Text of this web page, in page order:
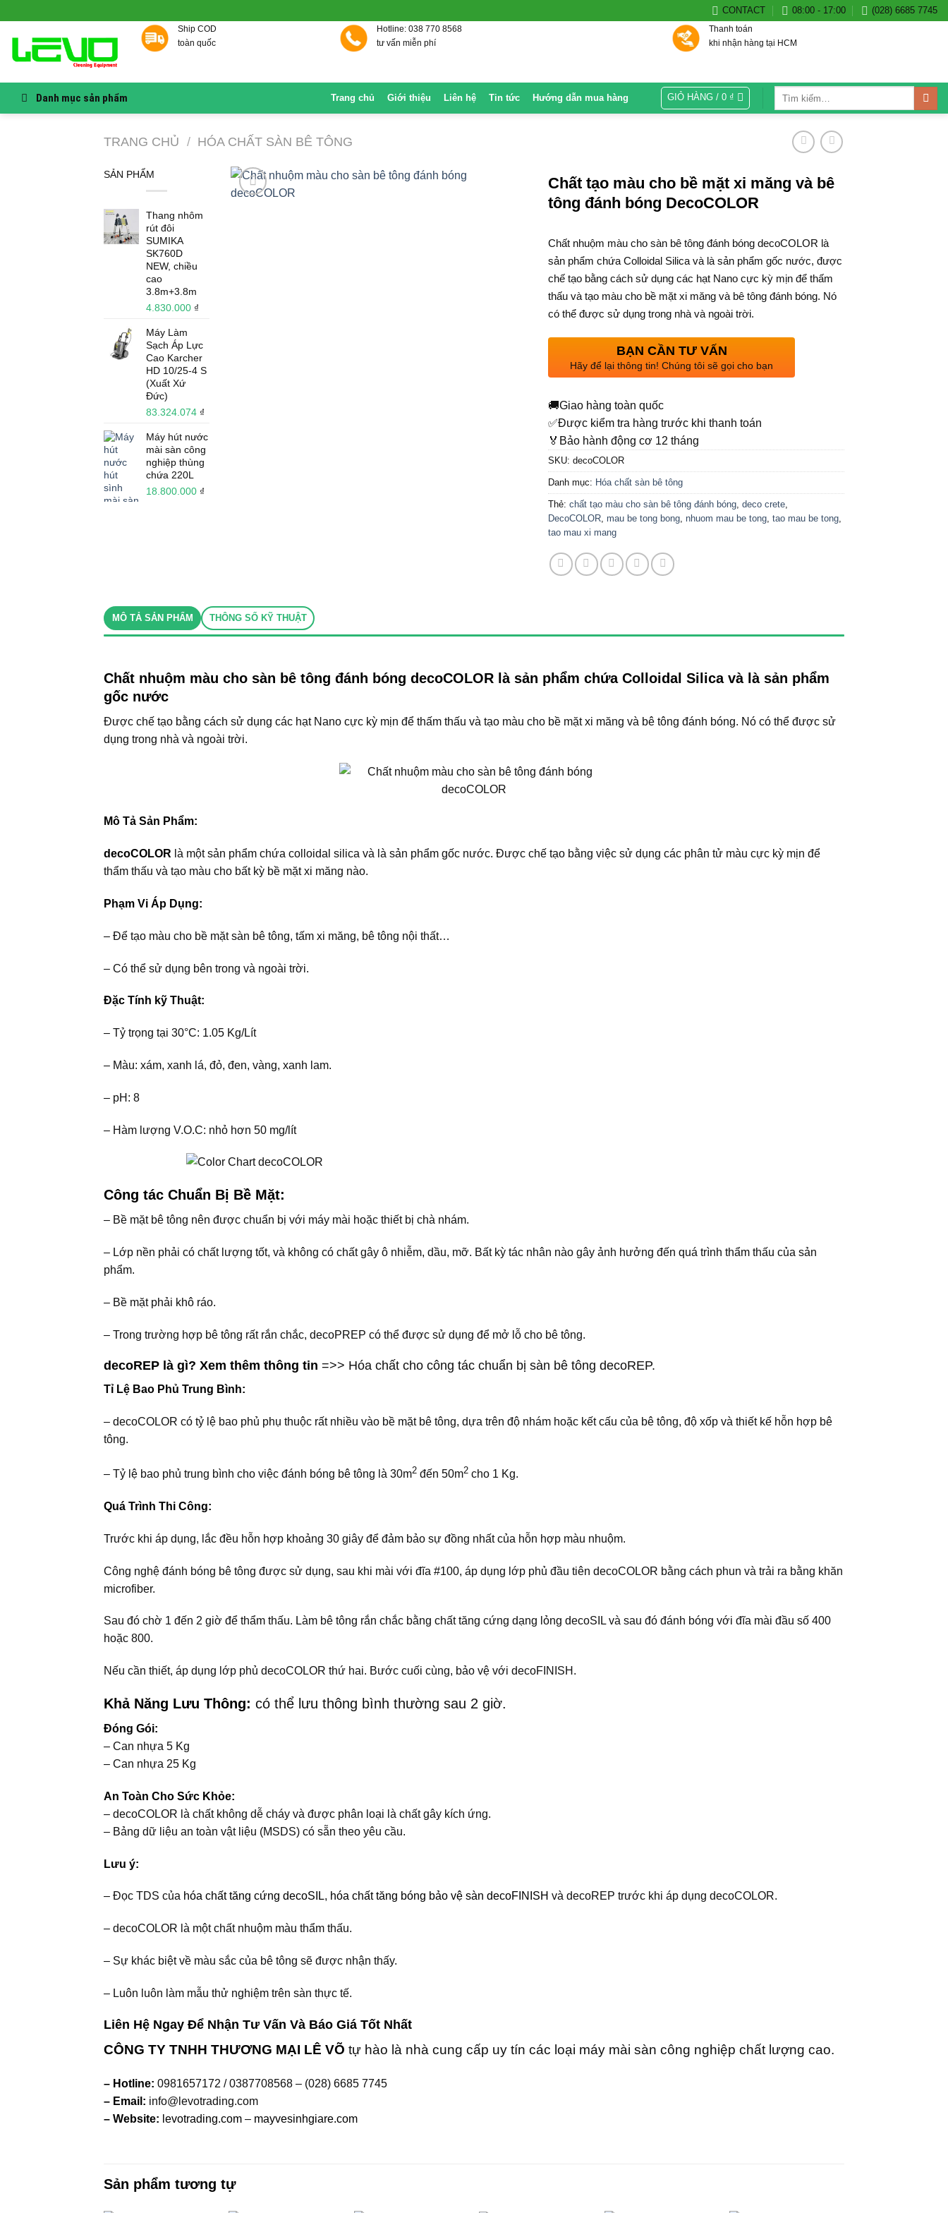
content
CONTACT 08:00 - 17:00 (028) 6685 7745
Ship COD
toàn quốc
Hotline: 038 770 8568
tư vấn miễn phí
Thanh toán
khi nhận hàng tại HCM
Danh mục sản phẩm Trang chủ Giới thiệu Liên hệ Tin tức Hướng dẫn mua hàng GIỎ HÀNG /0 ₫
TRANG CHỦ / HÓA CHẤT SÀN BÊ TÔNG
SẢN PHẨM
Thang nhôm
rút đôi
SUMIKA
SK760D
NEW, chiều
cao
3.8m+3.8m
4.830.000 ₫
Máy Làm
Sạch Áp Lực
Cao Karcher
HD 10/25-4 S
(Xuất Xứ
Đức)
83.324.074 ₫
Máy hút nước
mài sàn công
nghiệp thùng
chứa 220L
18.800.000 ₫
Chất tạo màu cho bề mặt xi măng và bê
tông đánh bóng DecoCOLOR
Chất nhuộm màu cho sàn bê tông đánh bóng decoCOLOR là
sản phẩm chứa Colloidal Silica và là sản phẩm gốc nước, được
chế tạo bằng cách sử dụng các hạt Nano cực kỳ mịn để thấm
thấu và tạo màu cho bề mặt xi măng và bê tông đánh bóng. Nó
có thể được sử dụng trong nhà và ngoài trời.
BẠN CẦN TƯ VẤN
Hãy để lại thông tin! Chúng tôi sẽ gọi cho bạn
🚚Giao hàng toàn quốc
✅Được kiểm tra hàng trước khi thanh toán
🏅 Bảo hành động cơ 12 tháng
SKU: decoCOLOR
Danh mục: Hóa chất sàn bê tông
Thẻ: chất tạo màu cho sàn bê tông đánh bóng deco crete
DecoCOLOR mau be tong bong nhuom mau be tong tao mau be tong
tao mau xi mang
MÔ TẢ SẢN PHẨM THÔNG SỐ KỸ THUẬT
Chất nhuộm màu cho sàn bê tông đánh bóng decoCOLOR là sản phẩm chứa Colloidal Silica và là sản phẩm
gốc nước
Được chế tạo bằng cách sử dụng các hạt Nano cực kỳ mịn để thấm thấu và tạo màu cho bề mặt xi măng và bê tông đánh bóng. Nó có thể được sử
dụng trong nhà và ngoài trời.
Mô Tả Sản Phẩm:
decoCOLOR là một sản phẩm chứa colloidal silica và là sản phẩm gốc nước. Được chế tạo bằng việc sử dụng các phân tử màu cực kỳ mịn để
thẩm thấu và tạo màu cho bất kỳ bề mặt xi măng nào.
Phạm Vi Áp Dụng:
– Để tạo màu cho bề mặt sàn bê tông, tấm xi măng, bê tông nội thất…
– Có thể sử dụng bên trong và ngoài trời.
Đặc Tính kỹ Thuật:
– Tỷ trọng tại 30°C: 1.05 Kg/Lít
– Màu: xám, xanh lá, đỏ, đen, vàng, xanh lam.
– pH: 8
– Hàm lượng V.O.C: nhỏ hơn 50 mg/lít
Công tác Chuẩn Bị Bề Mặt:
– Bề mặt bê tông nên được chuẩn bị với máy mài hoặc thiết bị chà nhám.
– Lớp nền phải có chất lượng tốt, và không có chất gây ô nhiễm, dầu, mỡ. Bất kỳ tác nhân nào gây ảnh hưởng đến quá trình thẩm thấu của sản
phẩm.
– Bề mặt phải khô ráo.
– Trong trường hợp bê tông rất rắn chắc, decoPREP có thể được sử dụng để mở lỗ cho bê tông.
decoREP là gì? Xem thêm thông tin =>> Hóa chất cho công tác chuẩn bị sàn bê tông decoREP.
Tỉ Lệ Bao Phủ Trung Bình:
– decoCOLOR có tỷ lệ bao phủ phụ thuộc rất nhiều vào bề mặt bê tông, dựa trên độ nhám hoặc kết cấu của bê tông, độ xốp và thiết kế hỗn hợp bê
tông.
– Tỷ lệ bao phủ trung bình cho việc đánh bóng bê tông là 30m2 đến 50m2 cho 1 Kg.
Quá Trình Thi Công:
Trước khi áp dụng, lắc đều hỗn hợp khoảng 30 giây để đảm bảo sự đồng nhất của hỗn hợp màu nhuộm.
Công nghệ đánh bóng bê tông được sử dụng, sau khi mài với đĩa #100, áp dụng lớp phủ đầu tiên decoCOLOR bằng cách phun và trải ra bằng khăn
microfiber.
Sau đó chờ 1 đến 2 giờ để thẩm thấu. Làm bê tông rắn chắc bằng chất tăng cứng dạng lỏng decoSIL và sau đó đánh bóng với đĩa mài đầu số 400
hoặc 800.
Nếu cần thiết, áp dụng lớp phủ decoCOLOR thứ hai. Bước cuối cùng, bảo vệ với decoFINISH.
Khả Năng Lưu Thông: có thể lưu thông bình thường sau 2 giờ.
Đóng Gói:
– Can nhựa 5 Kg
– Can nhựa 25 Kg
An Toàn Cho Sức Khỏe:
– decoCOLOR là chất không dễ cháy và được phân loại là chất gây kích ứng.
– Bảng dữ liệu an toàn vật liệu (MSDS) có sẵn theo yêu cầu.
Lưu ý:
– Đọc TDS của hóa chất tăng cứng decoSIL, hóa chất tăng bóng bảo vệ sàn decoFINISH và decoREP trước khi áp dụng decoCOLOR.
– decoCOLOR là một chất nhuộm màu thẩm thấu.
– Sự khác biệt về màu sắc của bê tông sẽ được nhận thấy.
– Luôn luôn làm mẫu thử nghiệm trên sàn thực tế.
Liên Hệ Ngay Để Nhận Tư Vấn Và Báo Giá Tốt Nhất
CÔNG TY TNHH THƯƠNG MẠI LÊ VÕ tự hào là nhà cung cấp uy tín các loại máy mài sàn công nghiệp chất lượng cao.
– Hotline: 0981657172 / 0387708568 – (028) 6685 7745
– Email: info@levotrading.com
– Website: levotrading.com – mayvesinhgiare.com
Sản phẩm tương tự